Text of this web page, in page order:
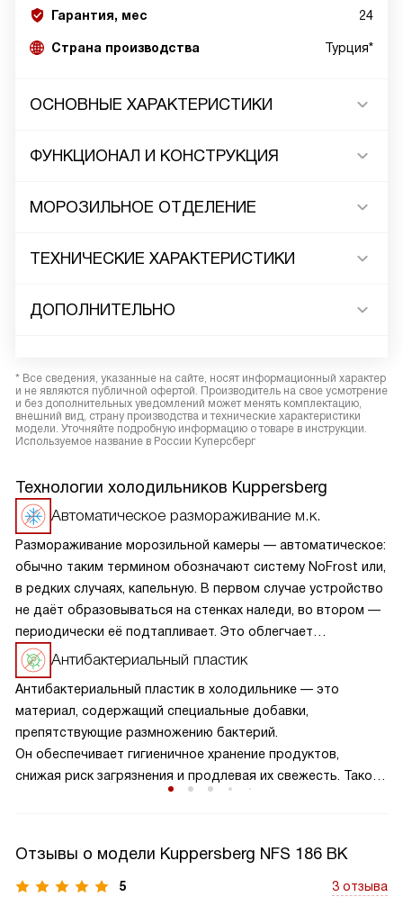
Гарантия, мес 24
Страна производства Турция*
ОСНОВНЫЕ ХАРАКТЕРИСТИКИ
ФУНКЦИОНАЛ И КОНСТРУКЦИЯ
МОРОЗИЛЬНОЕ ОТДЕЛЕНИЕ
ТЕХНИЧЕСКИЕ ХАРАКТЕРИСТИКИ
ДОПОЛНИТЕЛЬНО
* Все сведения, указанные на сайте, носят информационный характер
и не являются публичной офертой. Производитель на свое усмотрение
и без дополнительных уведомлений может менять комплектацию,
внешний вид, страну производства и технические характеристики
модели. Уточняйте подробную информацию о товаре в инструкции.
Используемое название в России Куперсберг
Технологии холодильников Kuppersberg
Автоматическое размораживание м.к.
Размораживание морозильной камеры — автоматическое:
обычно таким термином обозначают систему NoFrost или,
в редких случаях, капельную. В первом случае устройство
не даёт образовываться на стенках наледи, во втором —
периодически её подтапливает. Это облегчает
эксплуатацию.
Антибактериальный пластик
Антибактериальный пластик в холодильнике — это
материал, содержащий специальные добавки,
препятствующие размножению бактерий.
Он обеспечивает гигиеничное хранение продуктов,
снижая риск загрязнения и продлевая их свежесть. Такой
пожилыми людьми, где здоровье и безопасность
продуктов имеют первостепенное значение.
Отзывы о модели Kuppersberg NFS 186 BK
5 3 отзыва